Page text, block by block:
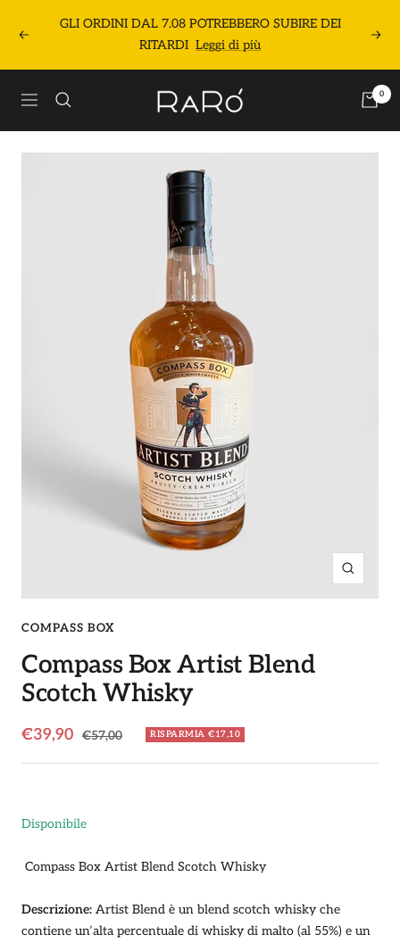
Precedente
GLI ORDINI DAL 7.08 POTREBBERO SUBIRE DEI
RITARDI Leggi di più
Navigazione
Raró
0
COMPASS BOX
Compass Box Artist Blend
Scotch Whisky
Prezzo
di
€39,90 Prezzo
€57,00 RISPARMIA €17,10
Disponibile
Compass Box Artist Blend Scotch Whisky
Descrizione: Artist Blend è un blend scotch whisky che
contiene un’alta percentuale di whisky di malto (al 55%) e un